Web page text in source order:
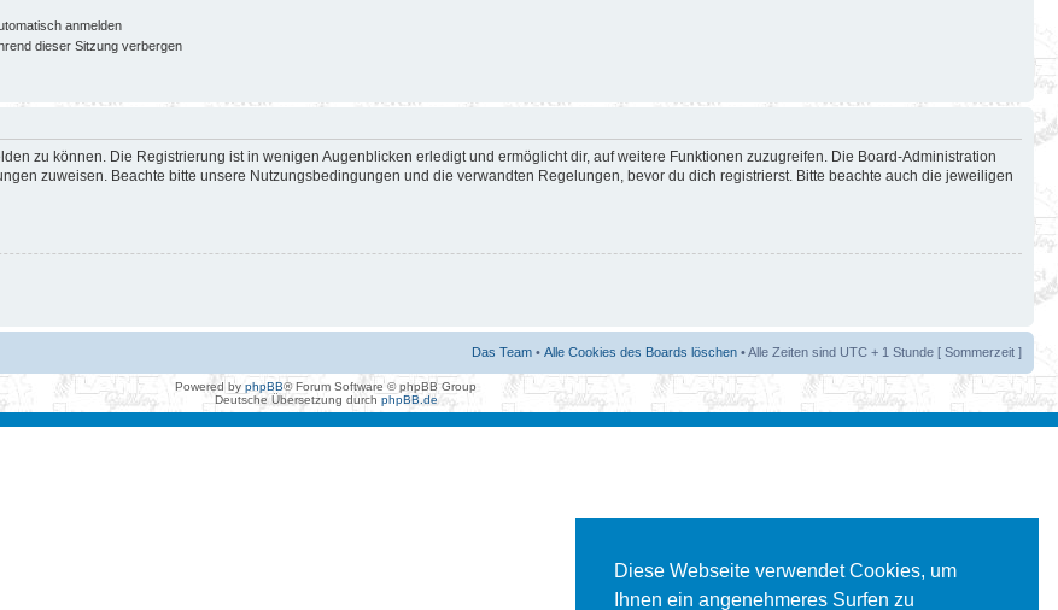
Diese Webseite verwendet Cookies, um
Ihnen ein angenehmeres Surfen zu
anmelden
dieser Sitzung verbergen
zu können. Die Registrierung ist in wenigen Augenblicken erledigt und ermöglicht dir, auf weitere Funktionen zuzugreifen. Die Board-Administration
zuweisen. Beachte bitte unsere Nutzungsbedingungen und die verwandten Regelungen, bevor du dich registrierst. Bitte beachte auch die jeweiligen
Das Team • Alle Cookies des Boards löschen • Alle Zeiten sind UTC + 1 Stunde [ Sommerzeit ]
Powered by phpBB® Forum Software © phpBB Group
Deutsche Übersetzung durch phpBB.de